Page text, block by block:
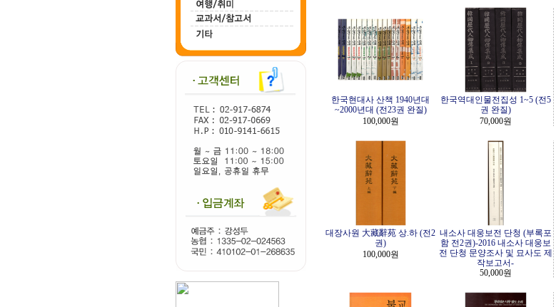
한국현대사 산책 1940년대
~2000년대 (전23권 완질)
100,000원
한국역대인물전집성 1~5 (전5
권 완질)
70,000원
대장사원 大藏辭苑 상.하 (전2
권)
100,000원
내소사 대웅보전 단청 (부록포
함 전2권)-2016 내소사 대웅보
전 단청 문양조사 및 묘사도 제
작보고서-
50,000원